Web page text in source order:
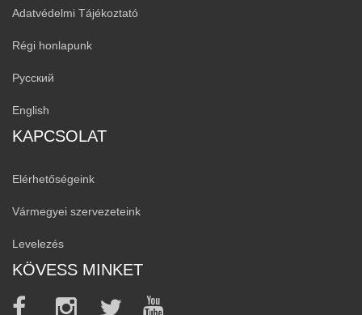
Adatvédelmi Tájékoztató
Régi honlapunk
Русский
English
KAPCSOLAT
Elérhetőségeink
Vármegyei szervezeteink
Levelezés
KÖVESS MINKET